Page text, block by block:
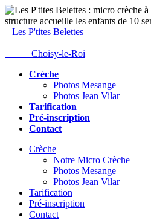
Les P'tites Belettes
Choisy-le-Roi
Crèche
Photos Mesange
Photos Jean Vilar
Tarification
Pré-inscription
Contact
Crèche
Notre Micro Crèche
Photos Mesange
Photos Jean Vilar
Tarification
Pré-inscription
Contact